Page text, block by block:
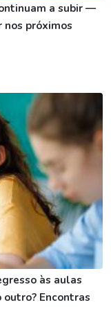
a subir —
nos próximos
às aulas
Encontras